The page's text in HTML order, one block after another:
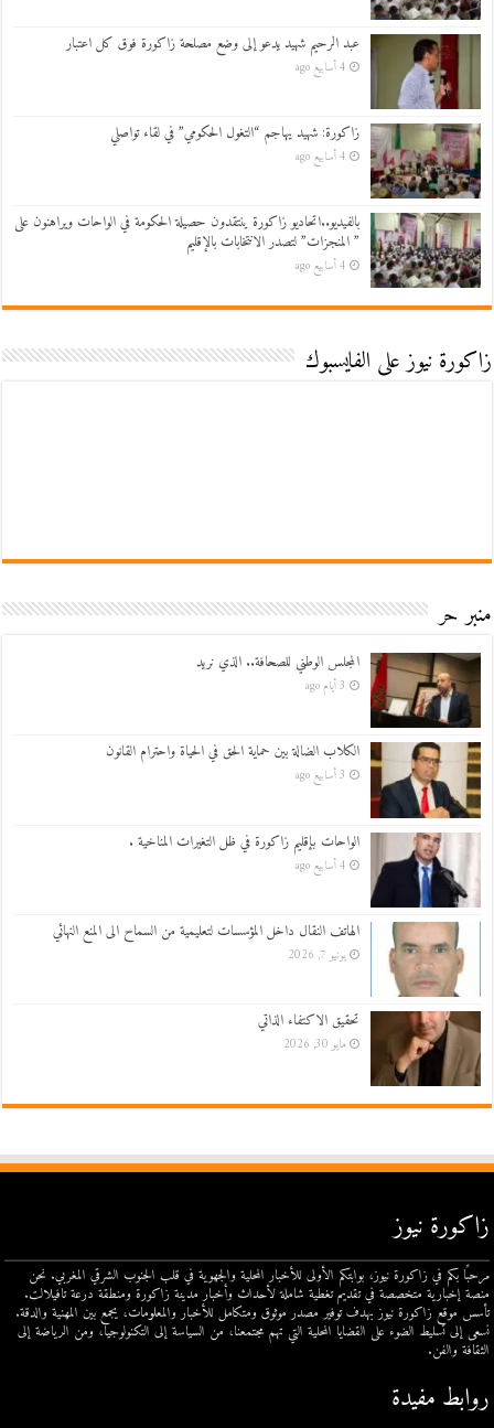
عبد الرحيم شهيد يدعو إلى وضع مصلحة زاكورة فوق كل اعتبار
4 أسابيع ago
زاكورة: شهيد يهاجم “التغول الحكومي” في لقاء تواصلي
4 أسابيع ago
بالفيديو..اتحاديو زاكورة ينتقدون حصيلة الحكومة في الواحات ويراهنون على
” المنجزات” لتصدر الانتخابات بالإقليم
4 أسابيع ago
زاكورة نيوز على الفايسبوك
منبر حر
المجلس الوطني للصحافة.. الذي نريد
3 أيام ago
الكلاب الضالة بين حماية الحق في الحياة واحترام القانون
3 أسابيع ago
الواحات بإقليم زاكورة في ظل التغيرات المناخية .
4 أسابيع ago
الهاتف النقال داخل المؤسسات لتعليمية من السماح الى المنع النهائي
يونيو 7, 2026
تحقيق الاكتفاء الذاتي
مايو 30, 2026
زاكورة نيوز
مرحبًا بكم في زاكورة نيوز، بوابتكم الأولى للأخبار المحلية والجهوية في قلب الجنوب الشرقي المغربي. نحن
منصة إخبارية متخصصة في تقديم تغطية شاملة لأحداث وأخبار مدينة زاكورة ومنطقة درعة تافيلالت.
تأسس موقع زاكورة نيوز بهدف توفير مصدر موثوق ومتكامل للأخبار والمعلومات، يجمع بين المهنية والدقة.
نسعى إلى تسليط الضوء على القضايا المحلية التي تهم مجتمعنا، من السياسة إلى التكنولوجيا، ومن الرياضة إلى
الثقافة والفن.
روابط مفيدة